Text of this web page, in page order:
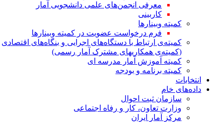
معرفی انجمن‌های علمی دانشجویی آمار
کاربینی
کمیته وبینارها
فرم درخواست عضویت در کمیته وبینارها
کمیته‌ی ارتباط با دستگاه‌های اجرایی و بنگاه‌های اقتصادی
(کمیته‌ی همکاریهای مشترک آمار رسمی)
کمیته آموزش آمار مدرسه ای
کمیته برنامه و بودجه
انتخابات
داده‌های خام
سازمان ثبت احوال
وزارت تعاون، کار و رفاه اجتماعی
مرکز آمار ایران